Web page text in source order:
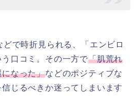
で時折見られる、「エンビロ
口コミ。その一方で「肌荒れ
なった」などのポジティブな
じるべきか迷ってしまいます